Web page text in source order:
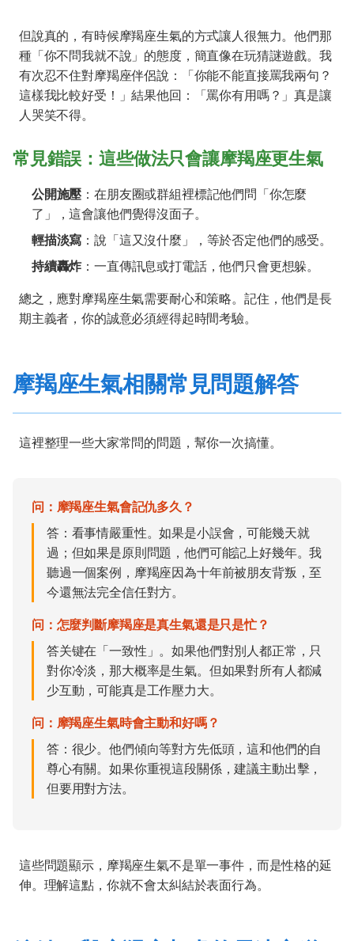
但說真的，有時候摩羯座生氣的方式讓人很無力。他們那
種「你不問我就不說」的態度，簡直像在玩猜謎遊戲。我
有次忍不住對摩羯座伴侶說：「你能不能直接罵我兩句？
這樣我比較好受！」結果他回：「罵你有用嗎？」真是讓
人哭笑不得。
常見錯誤：這些做法只會讓摩羯座更生氣
公開施壓 ：在朋友圈或群組裡標記他們問「你怎麼
了」，這會讓他們覺得沒面子。
輕描淡寫 ：說「這又沒什麼」，等於否定他們的感受。
持續轟炸：一直傳訊息或打電話，他們只會更想躲。
總之，應對摩羯座生氣需要耐心和策略。記住，他們是長
期主義者，你的誠意必須經得起時間考驗。
摩羯座生氣相關常見問題解答
這裡整理一些大家常問的問題，幫你一次搞懂。
问：摩羯座生氣會記仇多久？
答：看事情嚴重性。如果是小誤會，可能幾天就
過；但如果是原則問題，他們可能記上好幾年。我
聽過一個案例，摩羯座因為十年前被朋友背叛，至
今還無法完全信任對方。
问：怎麼判斷摩羯座是真生氣還是只是忙？
答关键在「一致性」。如果他們對別人都正常，只
對你冷淡，那大概率是生氣。但如果對所有人都減
少互動，可能真是工作壓力大。
问：摩羯座生氣時會主動和好嗎？
答：很少。他們傾向等對方先低頭，這和他們的自
尊心有關。如果你重視這段關係，建議主動出擊，
但要用對方法。
這些問題顯示，摩羯座生氣不是單一事件，而是性格的延
伸。理解這點，你就不會太糾結於表面行為。